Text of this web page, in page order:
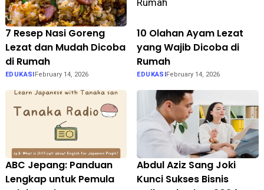
7 Resep Nasi Goreng
Lezat dan Mudah Dicoba
di Rumah
EDUKASIFebruary 14, 2026
10 Olahan Ayam Lezat
yang Wajib Dicoba di
Rumah
EDUKASIFebruary 14, 2026
ABC Jepang: Panduan
Lengkap untuk Pemula
Abdul Aziz Sang Joki
Kunci Sukses Bisnis